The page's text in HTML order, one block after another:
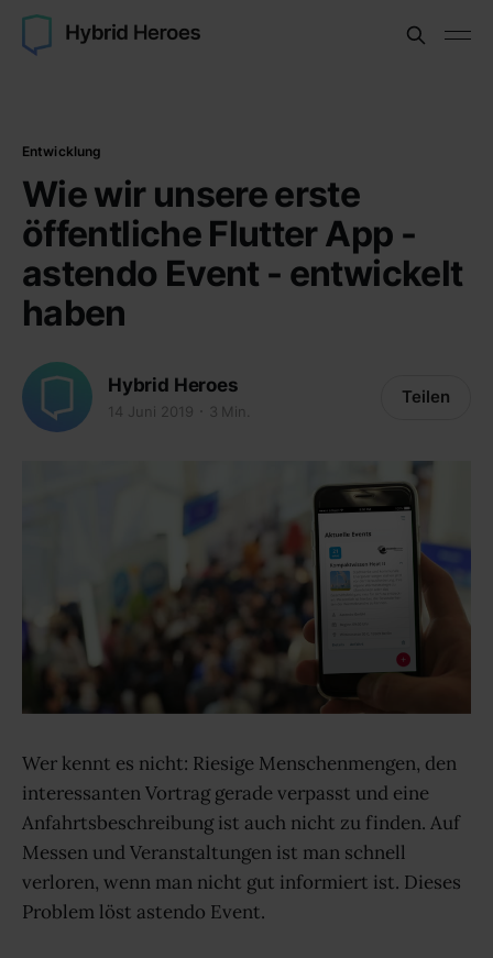
Entwicklung
Wie wir unsere erste
öffentliche Flutter App -
astendo Event - entwickelt
haben
Hybrid Heroes
14 Juni 2019 3 Min.
Teilen
Wer kennt es nicht: Riesige Menschenmengen, den
interessanten Vortrag gerade verpasst und eine
Anfahrtsbeschreibung ist auch nicht zu finden. Auf
Messen und Veranstaltungen ist man schnell
verloren, wenn man nicht gut informiert ist. Dieses
Problem löst astendo Event.